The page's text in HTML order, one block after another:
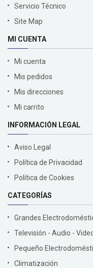
Servicio Técnico
Site Map
MI CUENTA
Mi cuenta
Mis pedidos
Mis direcciones
Mi carrito
INFORMACIÓN LEGAL
Aviso Legal
Política de Privacidad
Política de Cookies
CATEGORÍAS
Grandes
Televisión - Audio -
Pequeño
Climatización